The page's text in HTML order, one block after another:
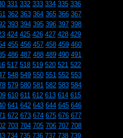
331 332 333 334 335 336
362 363 364 365 366 367
393 394 395 396 397 398
424 425 426 427 428 429
455 456 457 458 459 460
486 487 488 489 490 491
517 518 519 520 521 522
548 549 550 551 552 553
579 580 581 582 583 584
610 611 612 613 614 615
641 642 643 644 645 646
672 673 674 675 676 677
703 704 705 706 707 708
734 735 736 737 738 739